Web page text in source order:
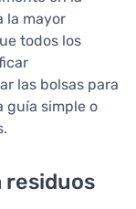
la mayor
todos los
las bolsas para
guía simple o
residuos